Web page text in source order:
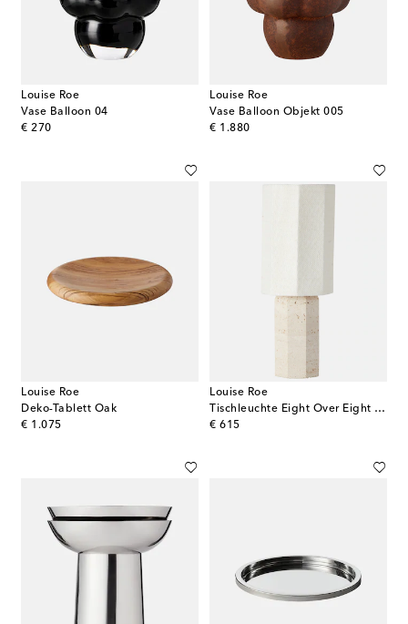
Louise Roe
Vase Balloon 04
€ 270
original price
Louise Roe
Vase Balloon Objekt 005
€ 1.880
original price
Louise Roe
Deko-Tablett Oak
€ 1.075
original price
Louise Roe
Tischleuchte Eight Over Eight Small (EU-/US-Stecker)
€ 615
original price